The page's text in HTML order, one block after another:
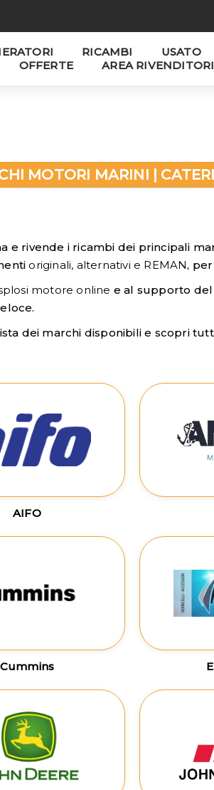
RICAMBI USATO
OFFERTE
AREA RIVENDITORI
MOTORI MARINI |
e rivende i ricambi dei principali
originali, alternativi e REMAN,
motore online e al supporto
dei marchi disponibili e scopri
AIFO
Cummins